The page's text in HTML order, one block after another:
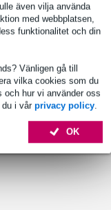
även vilja använda
med webbplatsen,
funktionalitet och din
Vänligen gå till
vilka cookies som du
och hur vi använder oss
du i vår privacy policy.
OK